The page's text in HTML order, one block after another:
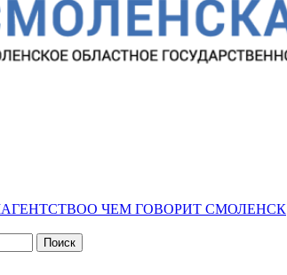
О ЧЕМ ГОВОРИТ СМОЛЕНСК